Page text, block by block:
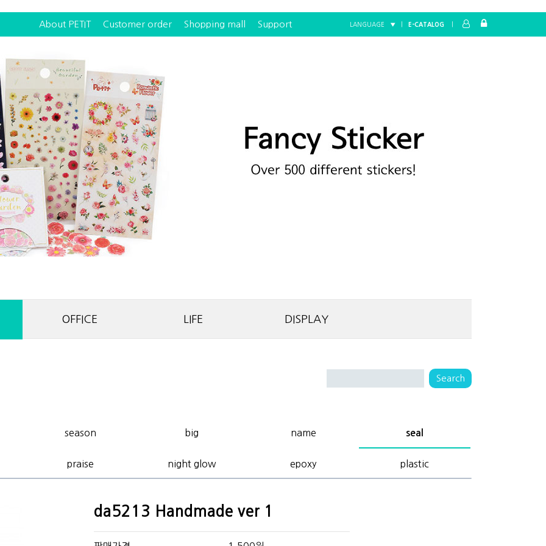
About PETIT Customer order Shopping mall Support LANGUAGE ▼ E-CATALOG
Home FANCY
OFFICE LIFE DISPLAY
season big name seal
praise night glow epoxy plastic
da5213 Handmade ver 1